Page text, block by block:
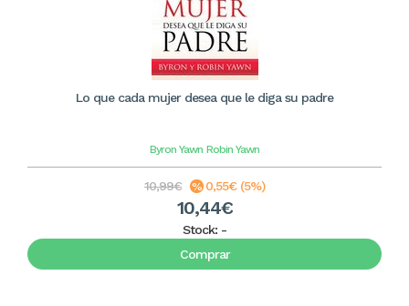
Lo que cada mujer desea que le diga su padre
Byron Yawn Robin Yawn
10,99€ 0,55€ (5%)
10,44€
Stock: -
Comprar